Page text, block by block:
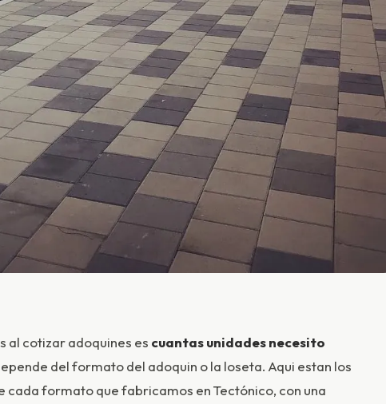
al cotizar adoquines es cuantas unidades necesito
del formato del adoquin o la loseta. Aqui estan los
formato que fabricamos en Tectónico, con una